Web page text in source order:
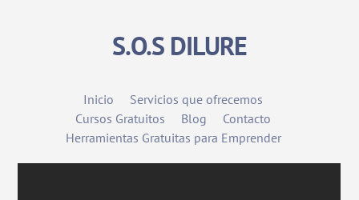
S.O.S DILURE
Inicio
Servicios que ofrecemos
Cursos Gratuitos
Blog
Contacto
Herramientas Gratuitas para Emprender